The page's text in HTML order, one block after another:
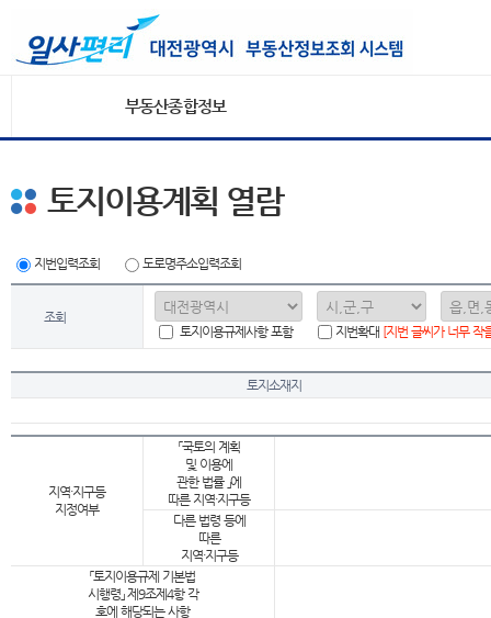
부동산종합정보
토지이용계획 열람
지번입력조회 도로명주소입력조회
조회
토지이용규제사항 포함
지번확대 [지번 글씨가 너무 작
토지소재지
지역·지구등
지정여부
「국토의 계획
및 이용에
관한 법률 」에
따른 지역·지구등
다른 법령 등에
따른
지역·지구등
「토지이용규제 기본법
시행령」 제9조제4항 각
호에 해당되는 사항